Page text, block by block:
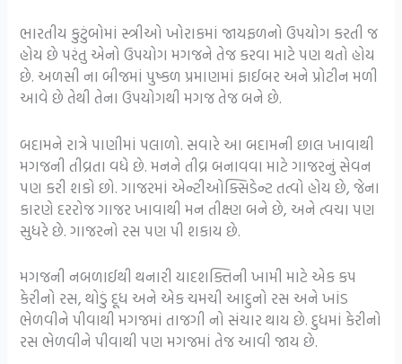
ભારતીય કુટુંબોમાં સ્ત્રીઓ ખોરાકમાં જાયફળનો ઉપયોગ કરતી જ
હોય છે પરંતુ એનો ઉપયોગ મગજને તેજ કરવા માટે પણ થતો હોય
છે. અળસી ના બીજમાં પુષ્કળ પ્રમાણમાં ફાઈબર અને પ્રોટીન મળી
આવે છે તેથી તેના ઉપયોગથી મગજ તેજ બને છે.
બદામને રાત્રે પાણીમાં પલાળો. સવારે આ બદામની છાલ ખાવાથી
મગજની તીવ્રતા વધે છે. મનને તીવ્ર બનાવવા માટે ગાજરનું સેવન
પણ કરી શકો છો. ગાજરમાં એન્ટીઓક્સિડેન્ટ તત્વો હોય છે, જેના
કારણે દરરોજ ગાજર ખાવાથી મન તીક્ષ્ણ બને છે, અને ત્વચા પણ
સુધરે છે. ગાજરનો રસ પણ પી શકાય છે.
મગજની નબળાઈથી થનારી યાદશક્તિની ખામી માટે એક કપ
કેરીનો રસ, થોડું દૂધ અને એક ચમચી આદુનો રસ અને ખાંડ
ભેળવીને પીવાથી મગજમાં તાજગી નો સંચાર થાય છે. દુધમાં કેરીનો
રસ ભેળવીને પીવાથી પણ મગજમાં તેજ આવી જાય છે.